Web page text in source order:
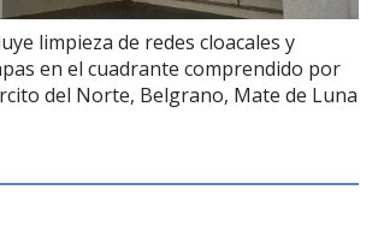
limpieza de redes cloacales y
en el cuadrante comprendido por
del Norte, Belgrano, Mate de Luna